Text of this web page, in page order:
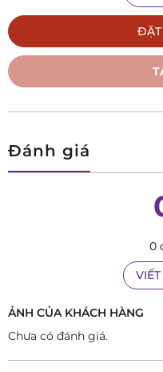
phản quang bảo vệ mặt
vàng hồng 18K không
giây, lịch thứ, ngày, và
Nhờ vậy, bạn có thể tự
chỉ là một chiếc đồng
cấp và phong cách của
211, bạn sẽ khẳng định
trong mọi hoàn cảnh.
ĐẶT
Đánh giá
0
ẢNH CỦA KHÁCH HÀNG
Chưa có đánh giá.